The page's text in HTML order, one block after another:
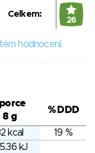
Celkem:
26
hodnocení.
8 g
% DDD
kcal
19 %
kJ